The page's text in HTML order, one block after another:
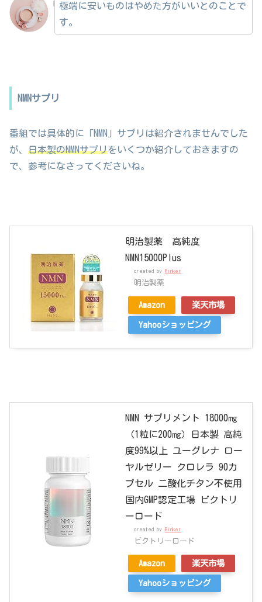
極端に安いものはやめた方がいいとのことで
す。
NMNサプリ
番組では具体的に「NMN」サプリは紹介されませんでした
が、 日本製のNMNサプリをいくつか紹介しておきますの
で、参考になさってくださいね。
明治製薬 高純度
NMN15000Plus
created by Rinker
明治製薬
Amazon 楽天市場
Yahooショッピング
NMN サプリメント 18000㎎
（1粒に200㎎）日本製 高純
度99%以上 ユーグレナ ロー
ヤルゼリー クロレラ 90カ
プセル 二酸化チタン不使用
国内GMP認定工場 ビクトリ
ーロード
created by Rinker
ビクトリーロード
Amazon 楽天市場
Yahooショッピング